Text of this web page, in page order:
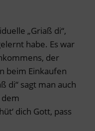
„Griaß di“,
habe. Es war
der
beim Einkaufen
di“ sagt man auch
dich Gott, pass